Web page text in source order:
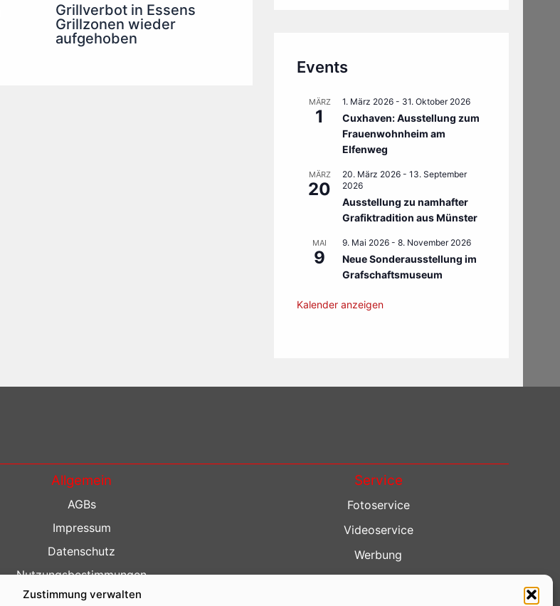
Zustimmung verwalten
Grillverbot in Essens
Grillzonen wieder
aufgehoben
Events
MÄRZ
1
1. März 2026 - 31. Oktober 2026
Cuxhaven: Ausstellung zum
Frauenwohnheim am
Elfenweg
MÄRZ
20
20. März 2026 - 13. September
2026
Ausstellung zu namhafter
Grafiktradition aus Münster
MAI
9
9. Mai 2026 - 8. November 2026
Neue Sonderausstellung im
Grafschaftsmuseum
Kalender anzeigen
Allgemein
AGBs
Impressum
Datenschutz
Nutzungsbestimmungen
Kontakt
Service
Fotoservice
Videoservice
Werbung